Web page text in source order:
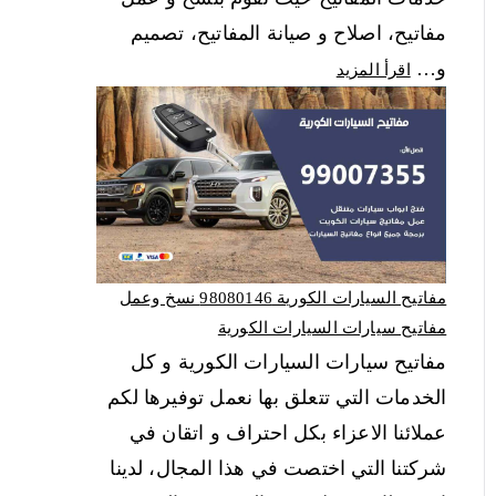
مفاتيح، اصلاح و صيانة المفاتيح، تصميم
و…
اقرأ المزيد
مفاتيح السيارات الكورية 98080146‬ نسخ وعمل
مفاتيح سيارات السيارات الكورية
مفاتيح سيارات السيارات الكورية و كل
الخدمات التي تتعلق بها نعمل توفيرها لكم
عملائنا الاعزاء بكل احتراف و اتقان في
شركتنا التي اختصت في هذا المجال، لدينا